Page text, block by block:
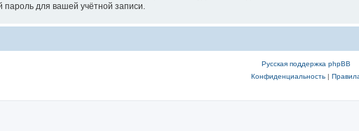
пароль для вашей учётной записи.
Русская поддержка phpBB
Конфиденциальность|